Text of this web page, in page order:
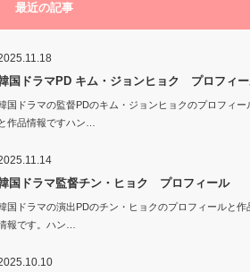
最近の記事
国ドラマPD キム・ジョンヒョク プロフィ
国ドラマの監督PDのキム・ジョンヒョクのプロフィー
と作品情報ですハン…
国ドラマ監督チン・ヒョク プロフィール
国ドラマの演出PDのチン・ヒョクのプロフィールと作
報です。ハン…